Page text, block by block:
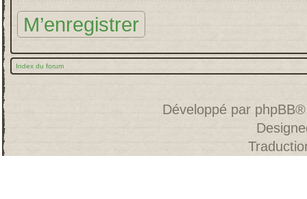
M’enregistrer
Index du forum
Développé par phpBB®